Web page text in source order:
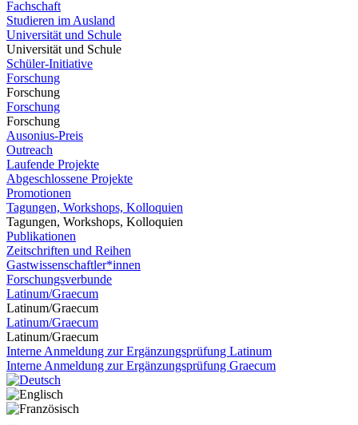
Fachschaft
Studieren im Ausland
Universität und Schule
Universität und Schule
Schüler-Initiative
Forschung
Forschung
Forschung
Forschung
Ausonius-Preis
Outreach
Laufende Projekte
Abgeschlossene Projekte
Promotionen
Tagungen, Workshops, Kolloquien
Tagungen, Workshops, Kolloquien
Publikationen
Zeitschriften und Reihen
Gastwissenschaftler*innen
Forschungsverbunde
Latinum/Graecum
Latinum/Graecum
Latinum/Graecum
Latinum/Graecum
Interne Anmeldung zur Ergänzungsprüfung Latinum
Interne Anmeldung zur Ergänzungsprüfung Graecum